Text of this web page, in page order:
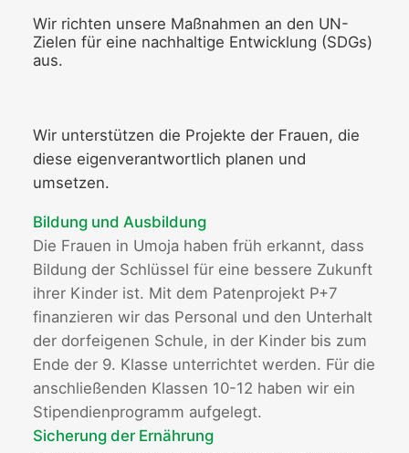
Wir richten unsere Maßnahmen an den UN-
Zielen für eine nachhaltige Entwicklung (SDGs)
aus.
Wir unterstützen die Projekte der Frauen, die
diese eigenverantwortlich planen und
umsetzen.
Bildung und Ausbildung
Die Frauen in Umoja haben früh erkannt, dass
Bildung der Schlüssel für eine bessere Zukunft
ihrer Kinder ist. Mit dem Patenprojekt P+7
finanzieren wir das Personal und den Unterhalt
der dorfeigenen Schule, in der Kinder bis zum
Ende der 9. Klasse unterrichtet werden. Für die
anschließenden Klassen 10-12 haben wir ein
Stipendienprogramm aufgelegt.
Sicherung der Ernährung